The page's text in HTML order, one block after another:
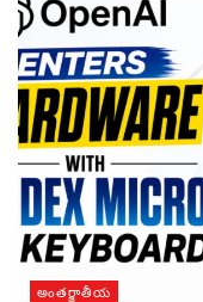
అంతర్జాతీయ